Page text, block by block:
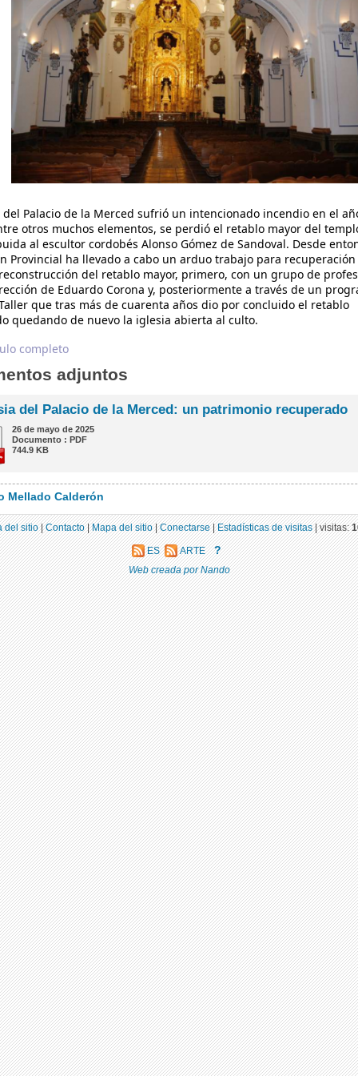
del Palacio de la Merced sufrió un intencionado incendio en el
otros muchos elementos, se perdió el retablo mayor del
al escultor cordobés Alonso Gómez de Sandoval. Desde
Provincial ha llevado a cabo un arduo trabajo para
del retablo mayor, primero, con un grupo de
de Eduardo Corona y, posteriormente a través de un
que tras más de cuarenta años dio por concluido el retablo
quedando de nuevo la iglesia abierta al culto.
completo
adjuntos
del Palacio de la Merced: un patrimonio recuperado
26 de mayo de 2025
Documento : PDF
744.9 KB
Mellado Calderón
del sitio|Contacto|Mapa del sitio|Conectarse|Estadísticas de visitas|visitas:
ES ARTE ?
Web creada por Nando